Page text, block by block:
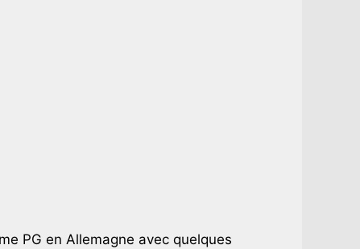
PG en Allemagne avec quelques